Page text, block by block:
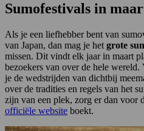
Sumofestivals in
Als je een liefhebber bent van
van Japan, dan mag je het grote
missen. Dit vindt elk jaar in maart
bezoekers van over de hele wereld.
je de wedstrijden van dichtbij
over de tradities en regels van het
zijn van een plek, zorg er dan voor
officiële website boekt.